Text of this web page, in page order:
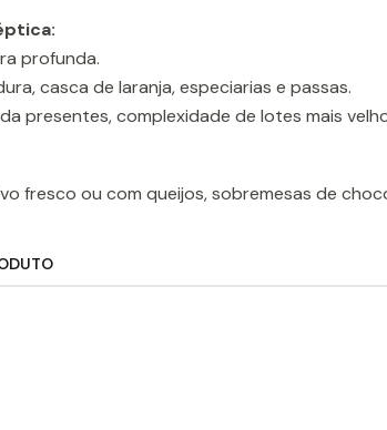
profunda.
casca de laranja, especiarias e passas.
presentes, complexidade de lotes mais
fresco ou com queijos, sobremesas de